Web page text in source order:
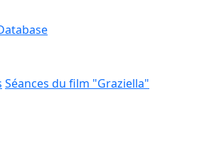
Séances du film "Graziella"